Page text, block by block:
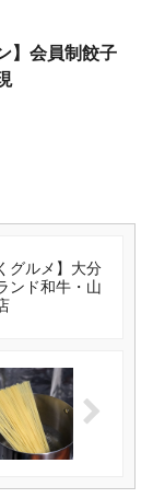
】会員制餃子
グルメ】大分
ンド和牛・山